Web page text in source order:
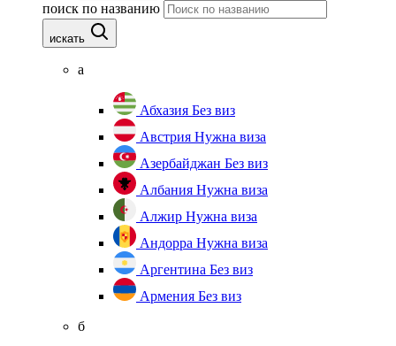
поиск по названию
искать
а
Абхазия Без виз
Австрия Нужна виза
Азербайджан Без виз
Албания Нужна виза
Алжир Нужна виза
Андорра Нужна виза
Аргентина Без виз
Армения Без виз
б